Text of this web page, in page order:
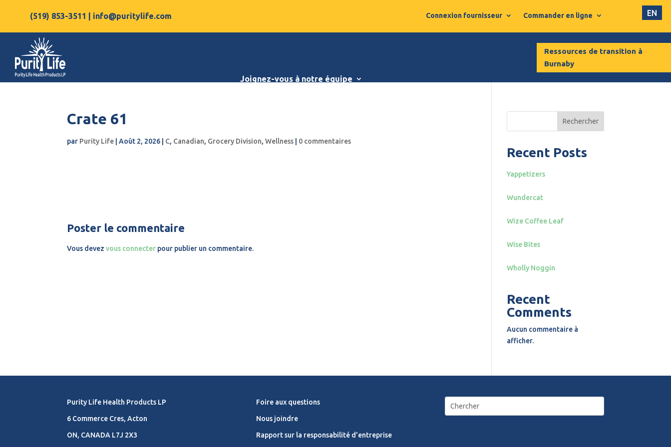
(519) 853-3511 info@puritylife.com Connexion fournisseur Commander en ligne
EN
Joignez-vous à notre équipe
Ressources de transition à
Burnaby
Crate 61
par Purity Life |Août 2, 2026 C, Canadian, Grocery Division,Wellness 0 commentaires
Poster le commentaire
Vous devezvous connecter pour publier un commentaire.
Rechercher
Recent Posts
Yappetizers
Wundercat
Wize Coffee Leaf
Wise Bites
Wholly Noggin
Recent
Comments
Aucun commentaire à
afficher.
Purity Life Health Products LP
6 Commerce Cres, Acton
ON, CANADA L7J 2X3
Foire aux questions
Nous joindre
Rapport sur la responsabilité d’entreprise